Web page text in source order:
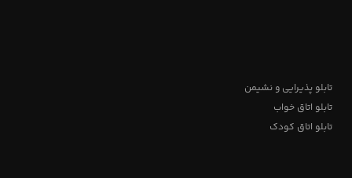
تابلو پذیرایی و نشیمن
تابلو اتاق خواب
تابلو اتاق کودک